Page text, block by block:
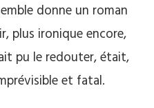
donne un roman
plus ironique encore,
pu le redouter, était,
et fatal.